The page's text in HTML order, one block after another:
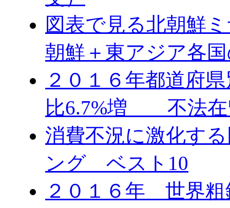
図表で見る北朝鮮
朝鮮＋東アジア各
２０１６年都道府
比6.7%増 不法在
消費不況に激化す
ング ベスト10
２０１６年 世界粗